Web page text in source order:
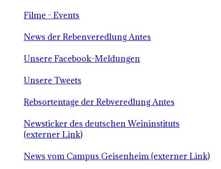
Filme - Events
News der Rebenveredlung Antes
Unsere Facebook-Meldungen
Unsere Tweets
Rebsortentage der Rebveredlung Antes
Newsticker des deutschen Weininstituts
(externer Link)
News vom Campus Geisenheim (externer Link)